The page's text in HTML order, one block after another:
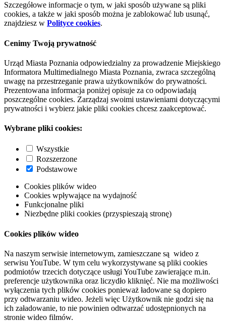
Szczegółowe informacje o tym, w jaki sposób używane są pliki
cookies, a także w jaki sposób można je zablokować lub usunąć,
znajdziesz w Polityce cookies.
Cenimy Twoją prywatność
Urząd Miasta Poznania odpowiedzialny za prowadzenie Miejskiego
Informatora Multimedialnego Miasta Poznania, zwraca szczególną
uwagę na przestrzeganie prawa użytkowników do prywatności.
Prezentowana informacja poniżej opisuje za co odpowiadają
poszczególne cookies. Zarządzaj swoimi ustawieniami dotyczącymi
prywatności i wybierz jakie pliki cookies chcesz zaakceptować.
Wybrane pliki cookies:
Wszystkie
Rozszerzone
Podstawowe
Cookies plików wideo
Cookies wpływające na wydajność
Funkcjonalne pliki
Niezbędne pliki cookies (przyspieszają stronę)
Cookies plików wideo
Na naszym serwisie internetowym, zamieszczane są wideo z
serwisu YouTube. W tym celu wykorzystywane są pliki cookies
podmiotów trzecich dotyczące usługi YouTube zawierające m.in.
preferencje użytkownika oraz liczydło kliknięć. Nie ma możliwości
wyłączenia tych plików cookies ponieważ ładowane są dopiero
przy odtwarzaniu wideo. Jeżeli więc Użytkownik nie godzi się na
ich załadowanie, to nie powinien odtwarzać udostępnionych na
stronie wideo filmów.